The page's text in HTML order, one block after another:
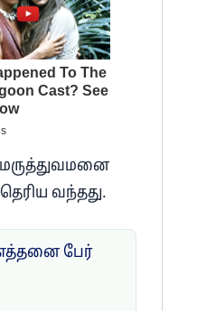
மருத்துவமனை
வந்தது.
பேர்